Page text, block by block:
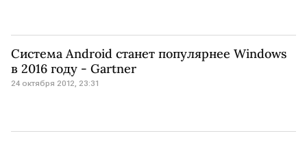
Система Android станет популярнее Windows
в 2016 году - Gartner
24 октября 2012, 23:31